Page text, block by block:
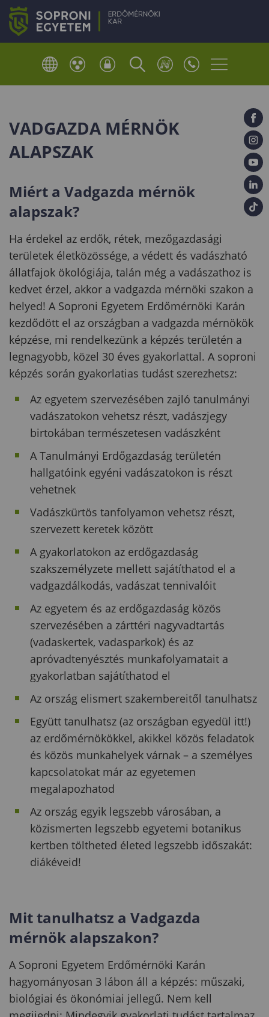
VADGAZDA MÉRNÖK
ALAPSZAK
Miért a Vadgazda mérnök
alapszak?
Ha érdekel az erdők, rétek, mezőgazdasági
területek életközössége, a védett és vadászható
állatfajok ökológiája, talán még a vadászathoz is
kedvet érzel, akkor a vadgazda mérnöki szakon a
helyed! A Soproni Egyetem Erdőmérnöki Karán
kezdődött el az országban a vadgazda mérnökök
képzése, mi rendelkezünk a képzés területén a
legnagyobb, közel 30 éves gyakorlattal. A soproni
képzés során gyakorlatias tudást szerezhetsz:
Az egyetem szervezésében zajló tanulmányi
vadászatokon vehetsz részt, vadászjegy
birtokában természetesen vadászként
A Tanulmányi Erdőgazdaság területén
hallgatóink egyéni vadászatokon is részt
vehetnek
Vadászkürtös tanfolyamon vehetsz részt,
szervezett keretek között
A gyakorlatokon az erdőgazdaság
szakszemélyzete mellett sajátíthatod el a
vadgazdálkodás, vadászat tennivalóit
Az egyetem és az erdőgazdaság közös
szervezésében a zárttéri nagyvadtartás
(vadaskertek, vadasparkok) és az
apróvadtenyésztés munkafolyamatait a
gyakorlatban sajátíthatod el
Az ország elismert szakembereitől tanulhatsz
Együtt tanulhatsz (az országban egyedül itt!)
az erdőmérnökökkel, akikkel közös feladatok
és közös munkahelyek várnak – a személyes
kapcsolatokat már az egyetemen
megalapozhatod
Az ország egyik legszebb városában, a
közismerten legszebb egyetemi botanikus
kertben töltheted életed legszebb időszakát:
diákéveid!
Mit tanulhatsz a Vadgazda
mérnök alapszakon?
A Soproni Egyetem Erdőmérnöki Karán
hagyományosan 3 lábon áll a képzés: műszaki,
biológiai és ökonómiai jellegű. Nem kell